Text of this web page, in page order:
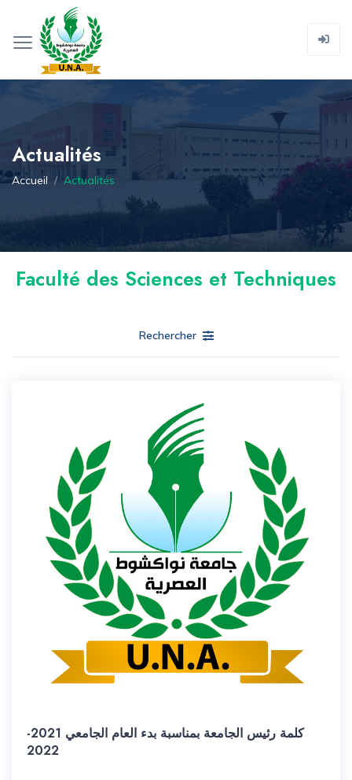
Actualités
Accueil Actualités
Faculté des Sciences et Techniques
Rechercher
كلمة رئيس الجامعة بمناسبة بدء العام الجامعي 2021-
2022